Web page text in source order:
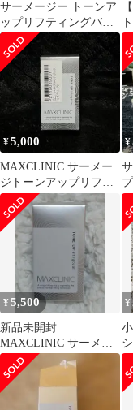
サーメージー トーンア
ップリフティングバー
ム
¥5,000
MAXCLINIC サーメー
ジトーンアップリフテ
ィングバーム 22g
¥
¥5,500
新品未開封
MAXCLINIC サーメー
ジトーンアップリフテ
ィングバーム 22g
¥